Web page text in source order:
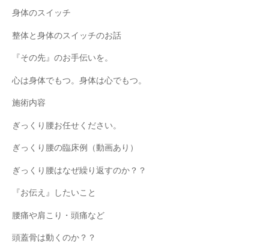
身体のスイッチ
整体と身体のスイッチのお話
『その先』のお手伝いを。
心は身体でもつ。身体は心でもつ。
施術内容
ぎっくり腰お任せください。
ぎっくり腰の臨床例（動画あり）
ぎっくり腰はなぜ繰り返すのか？？
『お伝え』したいこと
腰痛や肩こり・頭痛など
頭蓋骨は動くのか？？